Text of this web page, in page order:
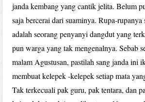
janda kembang yang cantik jelita. Belum
saja bercerai dari suaminya. Rupa-rupanya
adalah seorang penyanyi dangdut yang
pun warga yang tak mengenalnya. Sebab
malam Agustusan, pastilah sang janda ini
membuat kelepek -kelepek setiap mata
Tak terkecuali pak guru, pak tentara, dan